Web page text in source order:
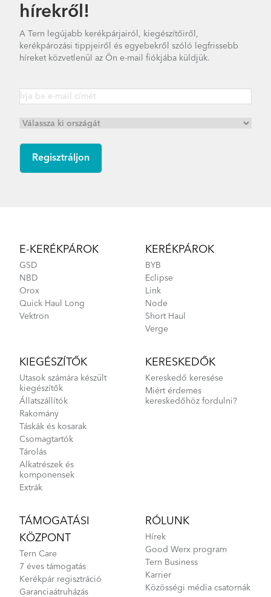
Link B7 - Gen 1
Link C8 - Gen 1
Link D8 - Gen 4
Link C7 - Gen 3
hírekről!
A Tern legújabb kerékpárjairól, kiegészítőiről,
kerékpározási tippjeiről és egyebekről szóló legfrissebb
híreket közvetlenül az Ön e-mail fiókjába küldjük.
E-KERÉKPÁROK
GSD
NBD
Orox
Quick Haul Long
Vektron
KERÉKPÁROK
BYB
Eclipse
Link
Node
Short Haul
Verge
KIEGÉSZÍTŐK
Utasok számára készült
kiegészítők
Állatszállítók
Rakomány
Táskák és kosarak
Csomagtartók
Tárolás
Alkatrészek és
komponensek
Extrák
KERESKEDŐK
Kereskedő keresése
Miért érdemes
kereskedőhöz fordulni?
TÁMOGATÁSI
KÖZPONT
Tern Care
7 éves támogatás
Kerékpár regisztráció
Garanciaátruházás
RÓLUNK
Hírek
Good Werx program
Tern Business
Karrier
Közösségi média csatornák